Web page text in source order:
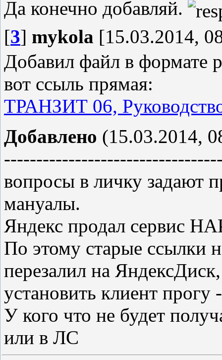
Да конечно добавляй.
[3] mykola [15.03.2014,
Добавил файл в формате
вот ссыль прямая:
ТРАНЗИТ 06, Руководство
Добавлено (15.03.2014,
вопросы в личку задают
мануалы.
Яндекс продал сервис
По этому старые ссылки
перезалил на
установить клиент прогу
У кого что не будет
или в ЛС